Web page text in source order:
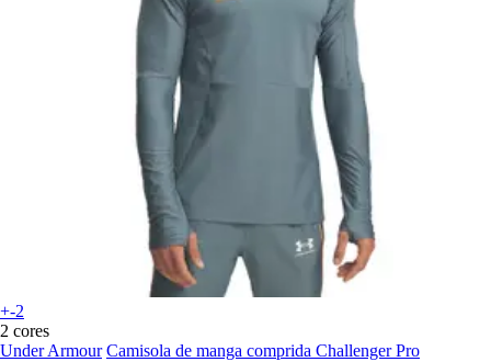
+-2
2 cores
Under Armour Camisola de manga comprida Challenger Pro